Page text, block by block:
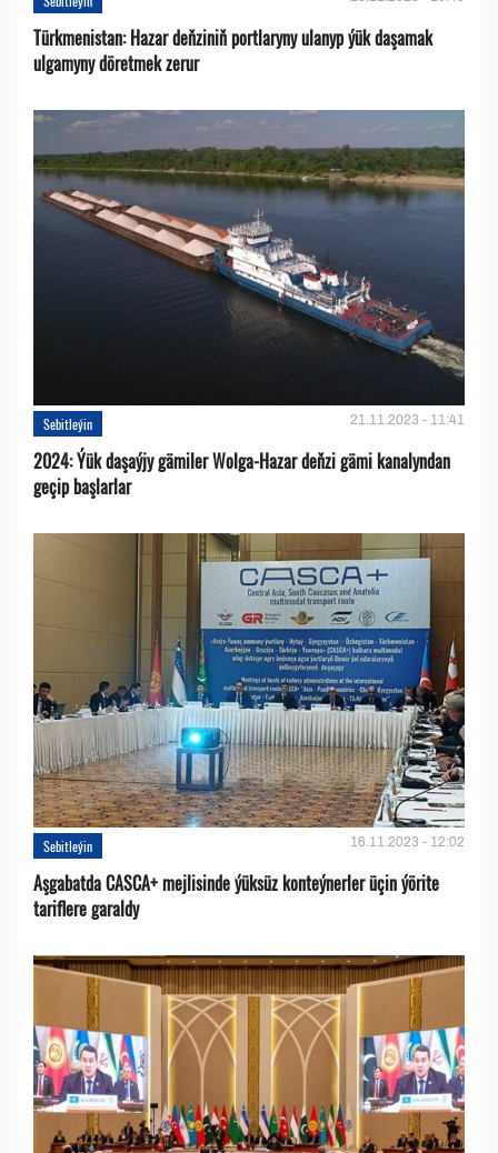
Türkmenistan: Hazar deňziniň portlaryny ulanyp ýük daşamak
ulgamyny döretmek zerur
Sebitleýin 21.11.2023 - 11:41
2024: Ýük daşaýjy gämiler Wolga-Hazar deňzi gämi kanalyndan
geçip başlarlar
Sebitleýin 16.11.2023 - 12:02
Aşgabatda CASCA+ mejlisinde ýüksüz konteýnerler üçin ýörite
tariflere garaldy